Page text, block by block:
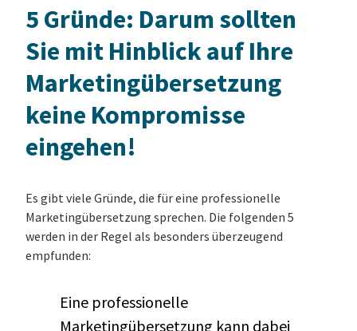
5 Gründe: Darum sollten
Sie mit Hinblick auf Ihre
Marketingübersetzung
keine Kompromisse
eingehen!
Es gibt viele Gründe, die für eine professionelle
Marketingübersetzung sprechen. Die folgenden 5
werden in der Regel als besonders überzeugend
empfunden:
Eine professionelle
Marketingübersetzung kann dabei